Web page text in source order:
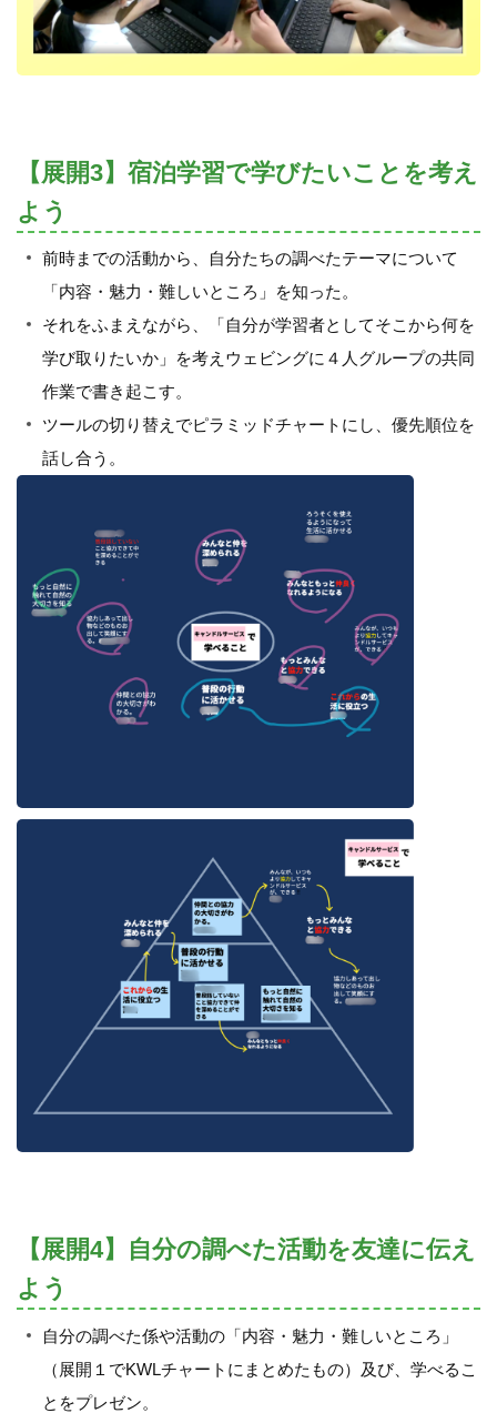
【展開3】宿泊学習で学びたいことを考え
よう
前時までの活動から、自分たちの調べたテーマについて
「内容・魅力・難しいところ」を知った。
それをふまえながら、「自分が学習者としてそこから何を
学び取りたいか」を考えウェビングに４人グループの共同
作業で書き起こす。
ツールの切り替えでピラミッドチャートにし、優先順位を
話し合う。
【展開4】自分の調べた活動を友達に伝え
よう
自分の調べた係や活動の「内容・魅力・難しいところ」
（展開１でKWLチャートにまとめたもの）及び、学べるこ
とをプレゼン。